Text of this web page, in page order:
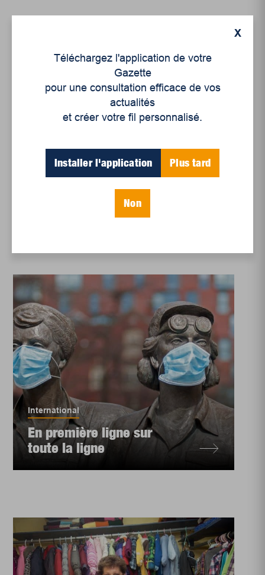
Enjeux sociaux
Et si l’intelligence
artificielle entretenait
les inégalités soci...
International
En première ligne sur
toute la ligne
X
Téléchargez l'application de votre
Gazette
pour une consultation efficace de vos
actualités
et créer votre fil personnalisé.
Installer l'application Plus tard
Non